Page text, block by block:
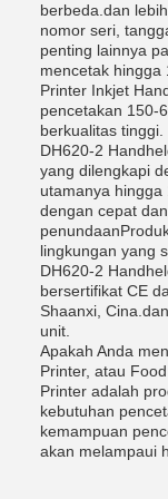
berbeda.dan
nomor seri,
penting lainnya
mencetak hingga
Printer Inkjet
pencetakan 150-
berkualitas tinggi.
DH620-2
yang dilengkapi
utamanya
dengan cepat
lingkungan yang
DH620-2
bersertifikat CE
Shaanxi,
unit.
Apakah Anda
Printer, atau
Printer adalah
kebutuhan
kemampuan
akan melampaui